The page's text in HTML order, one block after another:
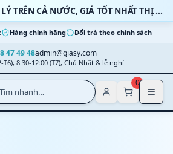
CẦN HỢP TÁC VỚI ĐẠI LÝ TRÊN CẢ NƯỚC, GIÁ TỐT NHẤT THỊ TRƯỜNG
Hàng chính hãng Đổi trả theo chính sách
47 49 48admin@giasy.com
T6), 8:30-12:00 (T7), Chủ Nhật & lễ nghỉ
Tìm nhanh…
0